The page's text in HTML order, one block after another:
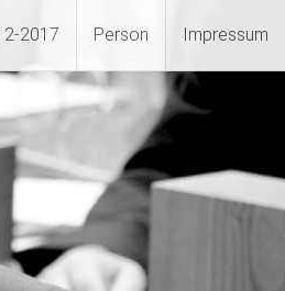
2017 Person Impressum